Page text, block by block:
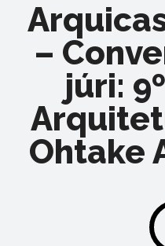
–
júri:
Ohtake